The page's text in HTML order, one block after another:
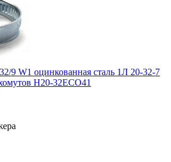
9 W1 оцинкованная сталь 1Л 20-32-7
H20-32ECO41